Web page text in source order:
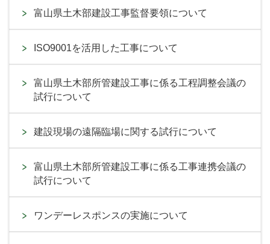
富山県土木部建設工事監督要領について
ISO9001を活用した工事について
富山県土木部所管建設工事に係る工程調整会議の
試行について
建設現場の遠隔臨場に関する試行について
富山県土木部所管建設工事に係る工事連携会議の
試行について
ワンデーレスポンスの実施について